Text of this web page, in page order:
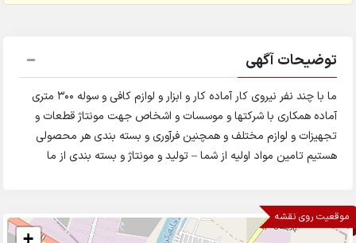
توضیحات آگهی
ما با چند نفر نیروی کار آماده کار و ابزار و لوازم کافی و سوله 300 متری
آماده همکاری با شرکتها و موسسات و اشخاص جهت مونتاژ قطعات و
تجهیزات و لوازم مختلف و همچنین فرآوری و بسته بندی هر محصولی
هستیم تامین مواد اولیه از شما – تولید و مونتاژ و بسته بندی از ما
موقعیت روی نقشه
+